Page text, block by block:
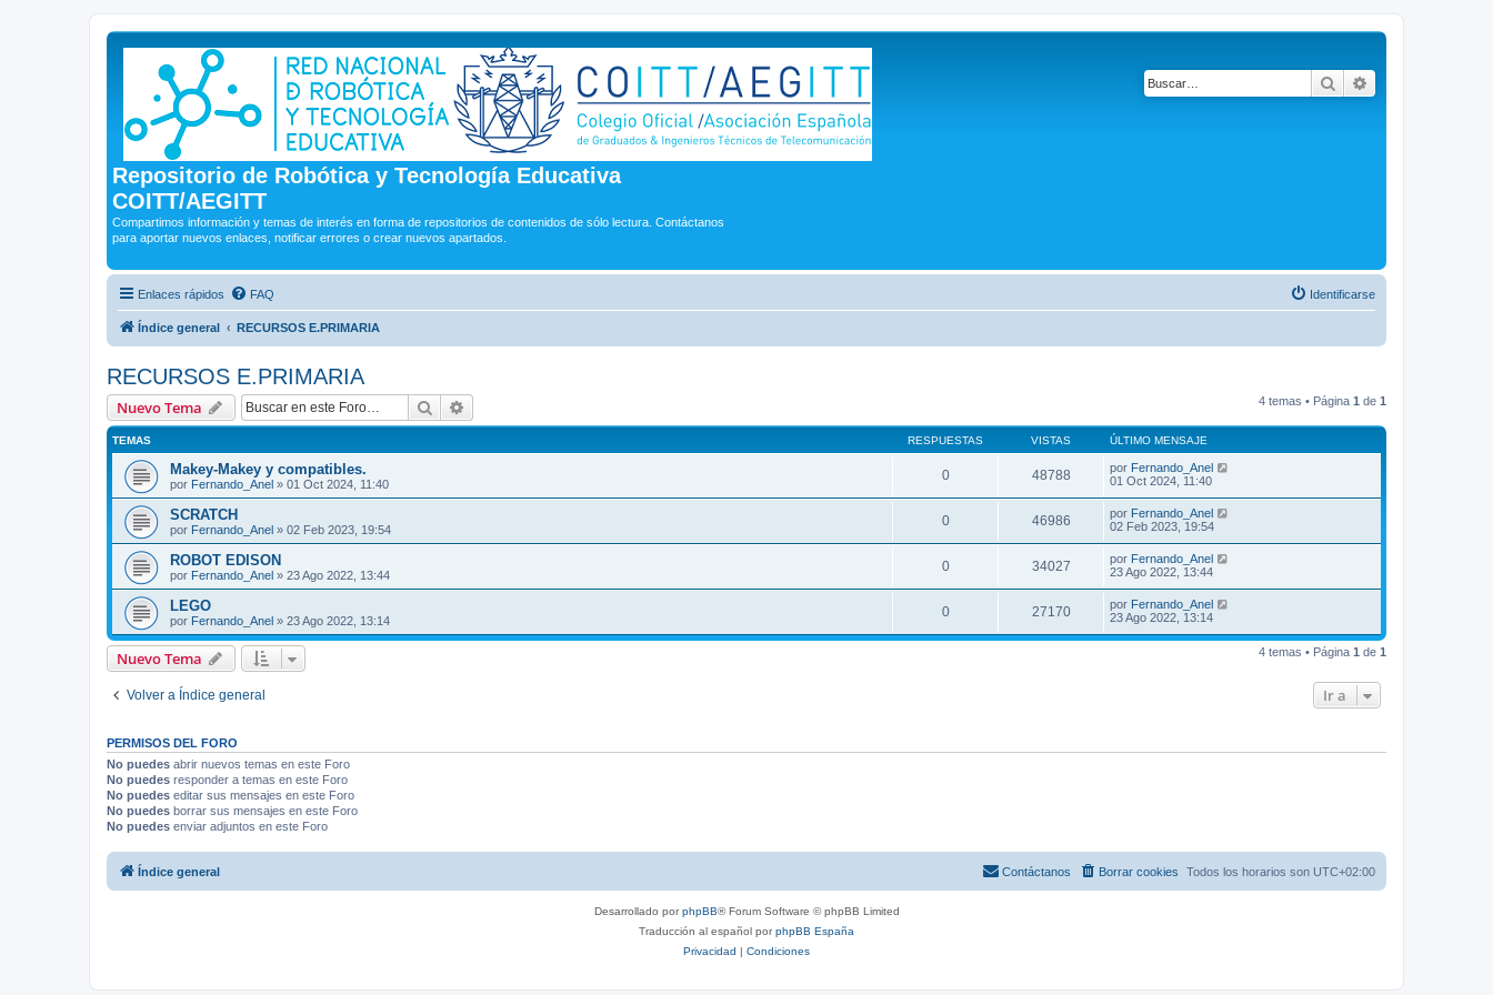
Repositorio de Robótica y Tecnología Educativa
COITT/AEGITT
Compartimos información y temas de interés en forma de repositorios de contenidos de sólo lectura. Contáctanos
para aportar nuevos enlaces, notificar errores o crear nuevos apartados.
Buscar
Enlaces rápidos FAQ Identificarse
Índice general RECURSOS E.PRIMARIA
RECURSOS E.PRIMARIA
Nuevo Tema Buscar 4 temas • Página 1 de 1
TEMAS RESPUESTAS VISTAS ÚLTIMO MENSAJE
Makey-Makey y compatibles.
por Fernando_Anel » 01 Oct 2024, 11:40
0 48788 por Fernando_Anel
01 Oct 2024, 11:40
SCRATCH
por Fernando_Anel » 02 Feb 2023, 19:54
0 46986 por Fernando_Anel
02 Feb 2023, 19:54
ROBOT EDISON
por Fernando_Anel » 23 Ago 2022, 13:44
0 34027 por Fernando_Anel
23 Ago 2022, 13:44
LEGO
por Fernando_Anel » 23 Ago 2022, 13:14
0 27170 por Fernando_Anel
23 Ago 2022, 13:14
Nuevo Tema 4 temas • Página 1 de 1
Volver a Índice general Ir a
PERMISOS DEL FORO
No puedes abrir nuevos temas en este Foro
No puedes responder a temas en este Foro
No puedes editar sus mensajes en este Foro
No puedes borrar sus mensajes en este Foro
No puedes enviar adjuntos en este Foro
Índice general Todos los horarios son UTC+02:00
Borrar cookies
Contáctanos
Desarrollado porphpBB® Forum Software © phpBB Limited
Traducción al español porphpBB España
Privacidad | Condiciones